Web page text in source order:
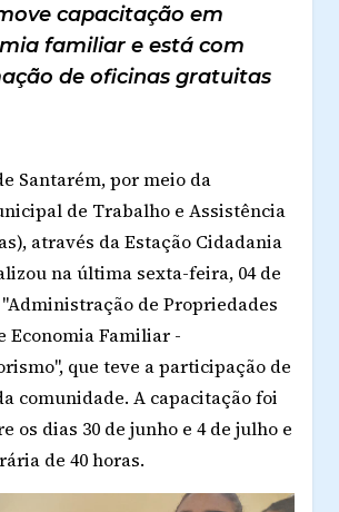
capacitação em
familiar e está com
de oficinas gratuitas
Santarém, por meio da
de Trabalho e Assistência
através da Estação Cidadania
na última sexta-feira, 04 de
de Propriedades
Economia Familiar -
que teve a participação de
comunidade. A capacitação foi
os dias 30 de junho e 4 de julho e
de 40 horas.